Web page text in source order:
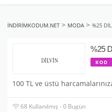
INDIRIMKODUM.NET > MODA > %25
%25
KOD
100 TL ve üstü
68 Kullanılmış - 0 Bugün